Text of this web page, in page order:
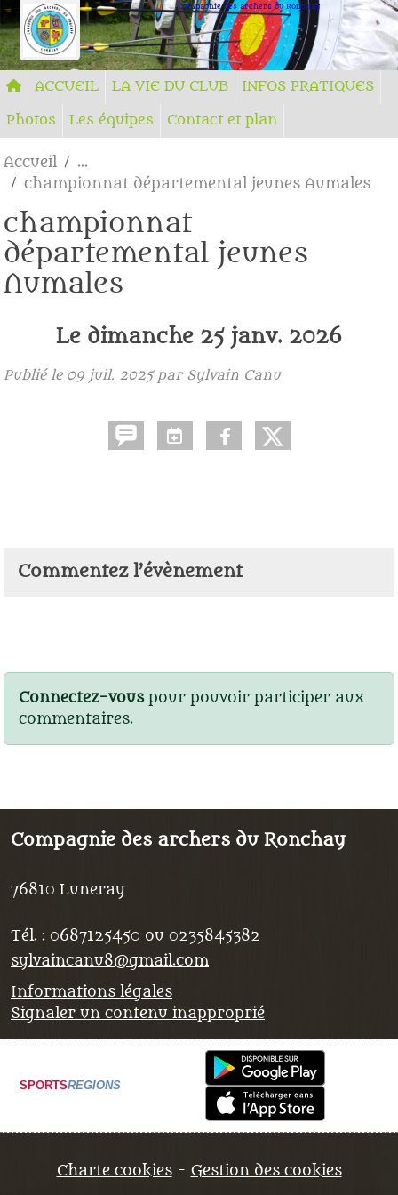
Compagnie des archers du Ronchay
ACCUEIL LA VIE DU CLUB
INFOS PRATIQUES
Photos
Les équipes Contact et plan
Accueil
championnat départemental jeunes Aumales
championnat
départemental jeunes
Aumales
Le dimanche 25 janv. 2026
Publié le 09 juil. 2025par Sylvain Canu
Commentez l’évènement
Connectez-vouspour pouvoir participer aux
commentaires.
Compagnie des archers du Ronchay
76810 Luneray
Tél. : 0687125450 ou 0235845382
sylvaincanu8@gmail.com
Informations légales
Signaler un contenu inapproprié
SPORTSREGIONS
Charte cookies Gestion des cookies
Panneau de gestion des cookies